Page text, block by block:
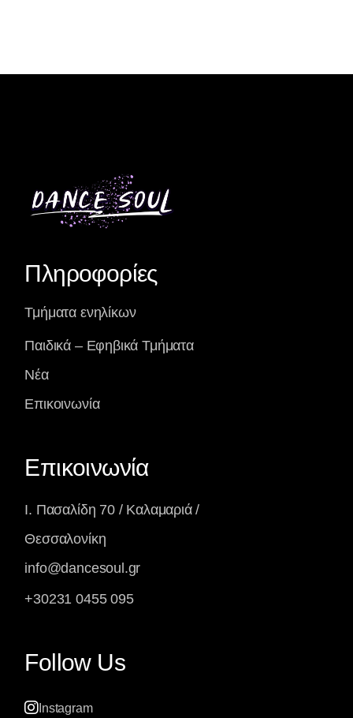
Πληροφορίες
Τμήματα ενηλίκων
Παιδικά – Εφηβικά Τμήματα
Νέα
Επικοινωνία
Επικοινωνία
Ι. Πασαλίδη 70 / Καλαμαριά /
Θεσσαλονίκη
info@dancesoul.gr
+30231 0455 095
Follow Us
Instagram